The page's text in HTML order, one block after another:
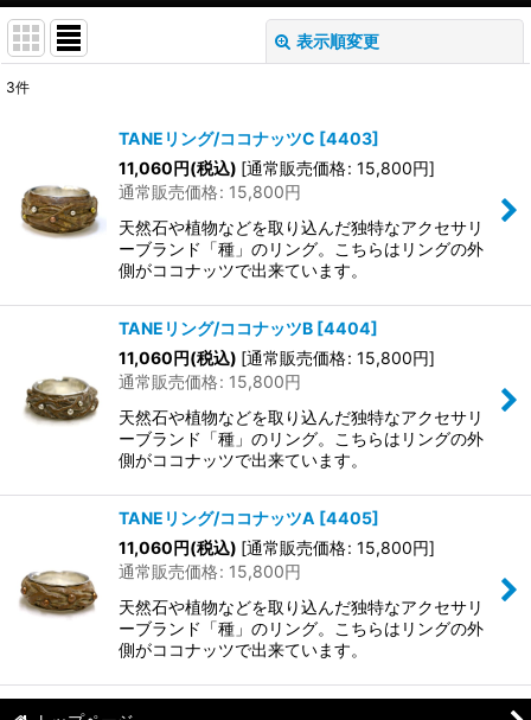
表示順変更
並び順:
絞り込む
3件
TANEリング/ココナッツC [4403]
11,060円(税込) [通常販売価格: 15,800円]
通常販売価格: 15,800円
天然石や植物などを取り込んだ独特なアクセサリ
ーブランド「種」のリング。こちらはリングの外
側がココナッツで出来ています。
TANEリング/ココナッツB [4404]
11,060円(税込) [通常販売価格: 15,800円]
通常販売価格: 15,800円
天然石や植物などを取り込んだ独特なアクセサリ
ーブランド「種」のリング。こちらはリングの外
側がココナッツで出来ています。
TANEリング/ココナッツA [4405]
11,060円(税込) [通常販売価格: 15,800円]
通常販売価格: 15,800円
天然石や植物などを取り込んだ独特なアクセサリ
ーブランド「種」のリング。こちらはリングの外
側がココナッツで出来ています。